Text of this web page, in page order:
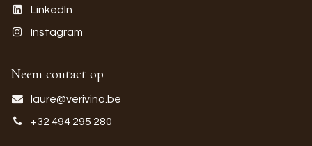
LinkedIn
Instagram
Neem contact op
laure@verivino.be
+32 494 295 280